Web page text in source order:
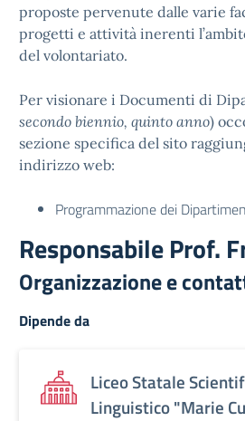
proposte pervenute dalle varie
progetti e attività inerenti
del volontariato.
Per visionare i Documenti di
secondo biennio, quinto anno)
sezione specifica del sito
indirizzo web:
Programmazione dei
Responsabile Prof.
Organizzazione e
Dipende da
Liceo Statale
Linguistico "Marie